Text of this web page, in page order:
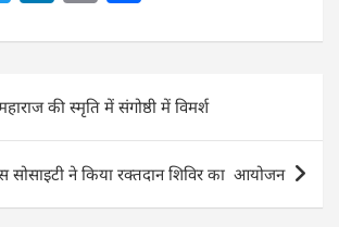
itt
er
k
e
dI
n
ai
l
ar
e
की स्मृति में संगोष्ठी में विमर्श
सोसाइटी ने किया रक्तदान शिविर का आयोजन